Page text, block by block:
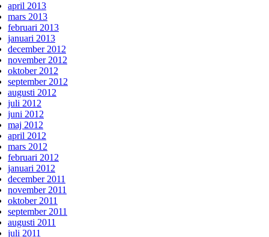
april 2013
mars 2013
februari 2013
januari 2013
december 2012
november 2012
oktober 2012
september 2012
augusti 2012
juli 2012
juni 2012
maj 2012
april 2012
mars 2012
februari 2012
januari 2012
december 2011
november 2011
oktober 2011
september 2011
augusti 2011
juli 2011